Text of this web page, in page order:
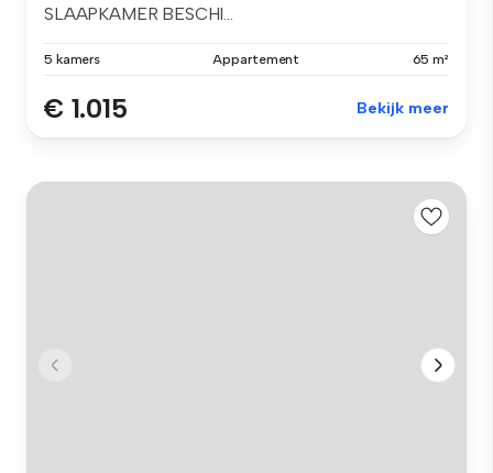
SLAAPKAMER BESCHI...
5 kamers Appartement 65 m²
€ 1.015 Bekijk meer